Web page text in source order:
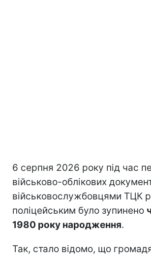
6 серпня 2026 року під час
військово-облікових
військовослужбовцями ТЦК
поліцейським було зупинено
1980 року народження.
Так, стало відомо, що